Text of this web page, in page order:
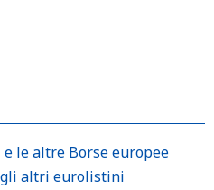
le altre Borse europee
gli altri eurolistini